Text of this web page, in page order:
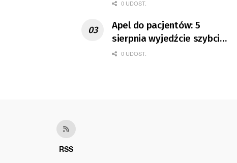
0 UDOST.
Apel do pacjentów: 5
sierpnia wyjedźcie szybciej
z domów
0 UDOST.
RSS